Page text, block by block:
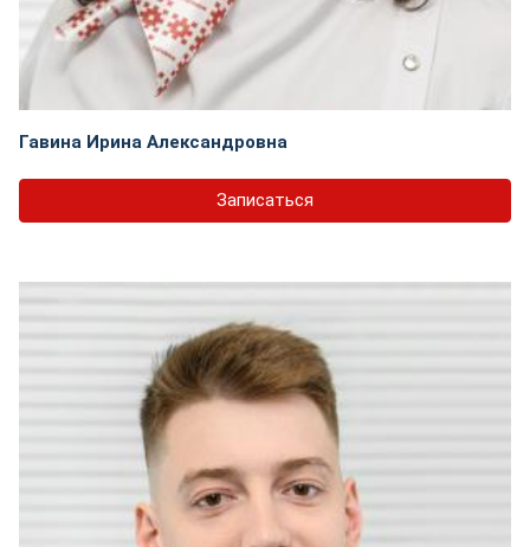
Гавина Ирина Александровна
Записаться